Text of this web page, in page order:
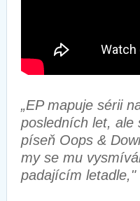
„EP mapuje sérii
posledních let,
píseň Oops &
my se mu
padajícím letadle,"